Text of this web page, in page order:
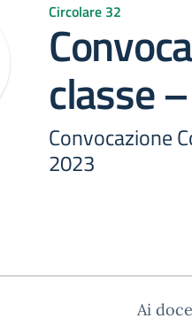
Circolare 32
classe
Convocazione
2023
Ai